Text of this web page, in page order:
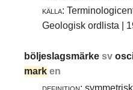
källa:
Geologisk ordlista |
böljeslagsmärkesv
mark en